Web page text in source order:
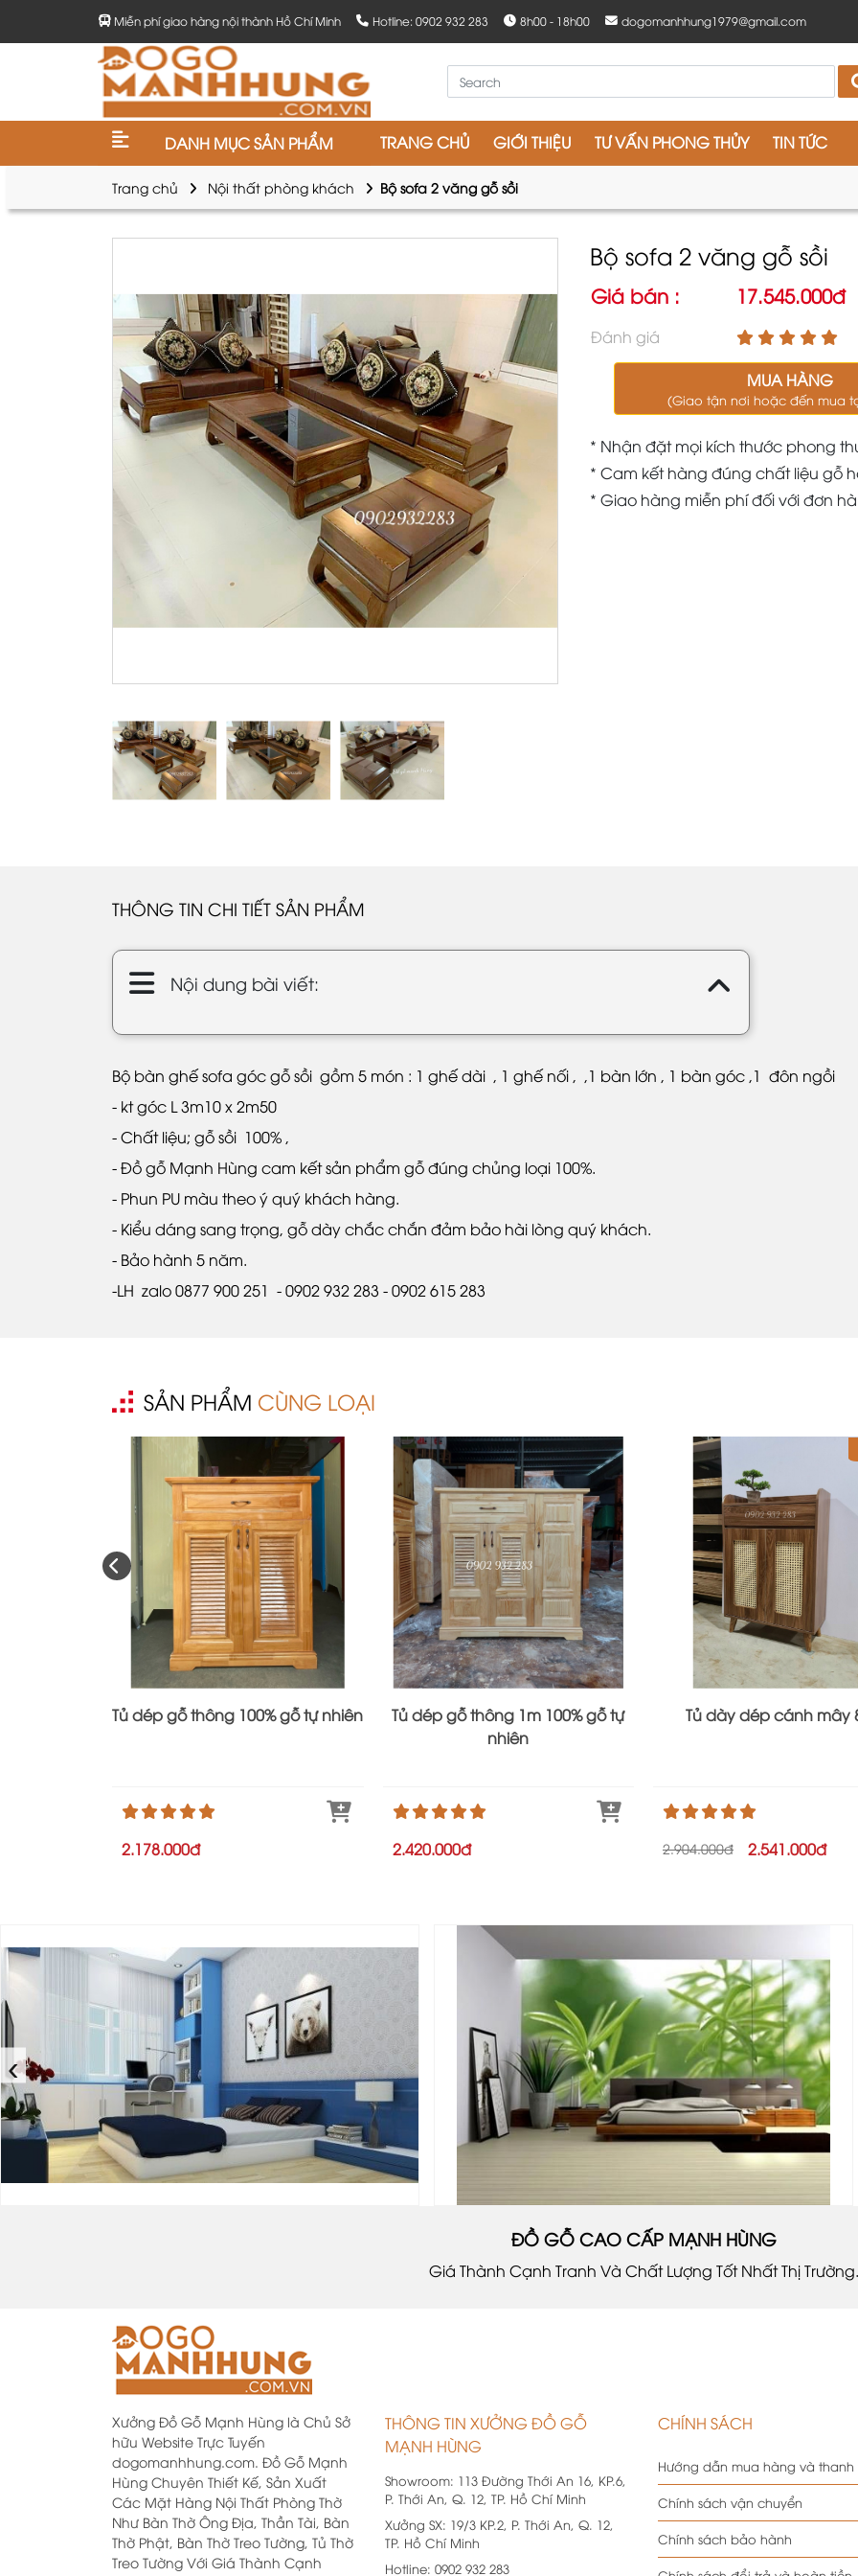
Miễn phí giao hàng nội thành Hồ Chí Minh Hotline: 0902 932 283 8h00 - 18h00 dogomanhhung1979@gmail.com
DANH MỤC SẢN PHẨM TRANG CHỦ GIỚI THIỆU TƯ VẤN PHONG THỦY TIN TỨC
Trang chủ Nội thất phòng khách Bộ sofa 2 văng gỗ sồi
Bộ sofa 2 văng gỗ sồi
Giá bán : 17.545.000đ
Đánh giá
MUA HÀNG
(Giao tận nơi hoặc đến mua
* Nhận đặt mọi kích thước phong
* Cam kết hàng đúng chất liệu gỗ
* Giao hàng miễn phí đối với đơn
THÔNG TIN CHI TIẾT SẢN PHẨM
Nội dung bài viết:
Bộ bàn ghế sofa góc gỗ sồi gồm 5 món : 1 ghế dài , 1 ghế nối , ,1 bàn lớn , 1 bàn góc ,1 đôn ngồi
- kt góc L 3m10 x 2m50
- Chất liệu; gỗ sồi 100% ,
- Đồ gỗ Mạnh Hùng cam kết sản phẩm gỗ đúng chủng loại 100%.
- Phun PU màu theo ý quý khách hàng.
- Kiểu dáng sang trọng, gỗ dày chắc chắn đảm bảo hài lòng quý khách.
- Bảo hành 5 năm.
-LH zalo 0877 900 251 - 0902 932 283 - 0902 615 283
SẢN PHẨM CÙNG LOẠI
Tủ dép gỗ thông 100% gỗ tự nhiên
2.178.000đ
Tủ dép gỗ thông 1m 100% gỗ tự
nhiên
2.420.000đ
Tủ dày dép cánh mây
2.904.000đ 2.541.000đ
‹
ĐỒ GỖ CAO CẤP MẠNH HÙNG
Giá Thành Cạnh Tranh Và Chất Lượng Tốt Nhất Thị Trường.
Xưởng Đồ Gỗ Mạnh Hùng là Chủ Sở
hữu Website Trực Tuyến
dogomanhhung.com. Đồ Gỗ Mạnh
Hùng Chuyên Thiết Kế, Sản Xuất
Các Mặt Hàng Nội Thất Phòng Thờ
Như Bàn Thờ Ông Địa, Thần Tài, Bàn
Thờ Phật, Bàn Thờ Treo Tường, Tủ Thờ
Treo Tường Với Giá Thành Cạnh
THÔNG TIN XƯỞNG ĐỒ GỖ
MẠNH HÙNG
Showroom: 113 Đường Thới An 16, KP.6,
P. Thới An, Q. 12, TP. Hồ Chí Minh
Xưởng SX: 19/3 KP.2, P. Thới An, Q. 12,
TP. Hồ Chí Minh
Hotline: 0902 932 283
CHÍNH SÁCH
Hướng dẫn mua hàng và thanh
Chính sách vận chuyển
Chính sách bảo hành